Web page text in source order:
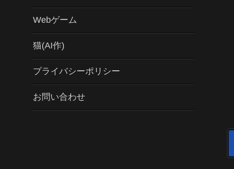
Webゲーム
猫(AI作)
プライバシーポリシー
お問い合わせ